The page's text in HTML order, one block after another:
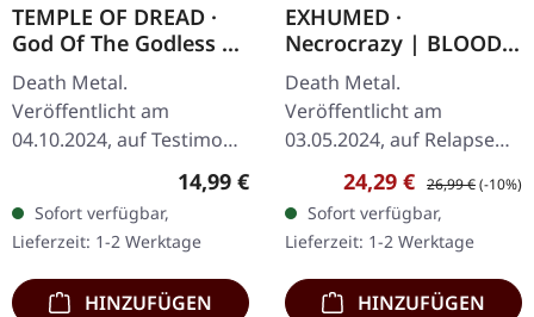
TEMPLE OF DREAD ·
God Of The Godless |
CD
Death Metal.
Veröffentlicht am
04.10.2024, auf Testimony
Records. Jewelcase-CD mit
12-seitigem Booklet.
Leidenschaftlicher und
packender kann der Old…
Regulärer Preis:
14,99 €
Sofort verfügbar,
Lieferzeit: 1-2 Werktage
HINZUFÜGEN
EXHUMED ·
Necrocrazy | BLOOD
RED/SPLATTER LP
Death Metal.
Veröffentlicht am
03.05.2024, auf Relapse
Records. Blutrotes Vinyl
mit Splatter. Exhumed
kehren mit ihrem
brutalen Werk
"Necrocrazy"…
Verkaufspreis:
24,29 € Regulärer Preis:
26,99 €(-10%)
Sofort verfügbar,
Lieferzeit: 1-2 Werktage
HINZUFÜGEN